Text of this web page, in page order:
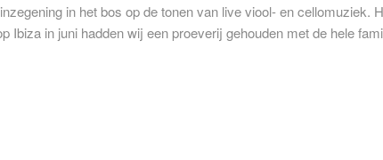
in het bos op de tonen van live viool- en cellomuziek.
Ibiza in juni hadden wij een proeverij gehouden met de hele